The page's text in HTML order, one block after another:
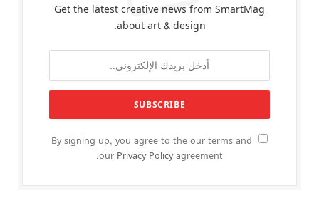
Get the latest creative news from SmartMag
about art & design.
By signing up, you agree to the our terms and
our Privacy Policyagreement.